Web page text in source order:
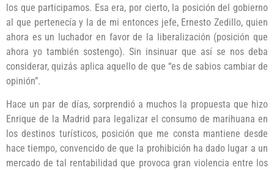
los que participamos. Esa era, por cierto, la posición del gobierno
al que pertenecía y la de mi entonces jefe, Ernesto Zedillo, quien
ahora es un luchador en favor de la liberalización (posición que
ahora yo también sostengo). Sin insinuar que así se nos deba
considerar, quizás aplica aquello de que “es de sabios cambiar de
opinión”.
Hace un par de días, sorprendió a muchos la propuesta que hizo
Enrique de la Madrid para legalizar el consumo de marihuana en
los destinos turísticos, posición que me consta mantiene desde
hace tiempo, convencido de que la prohibición ha dado lugar a un
mercado de tal rentabilidad que provoca gran violencia entre los